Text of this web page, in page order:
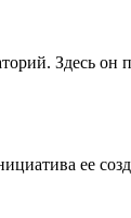
Здесь он
ее